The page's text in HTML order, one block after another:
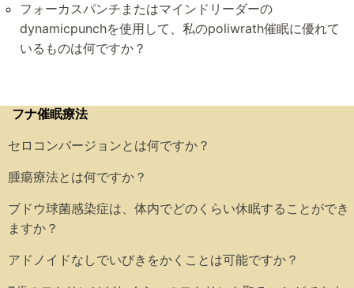
フォーカスパンチまたはマインドリーダーの
dynamicpunchを使用して、私のpoliwrath催眠に優れて
いるものは何ですか？
フナ催眠療法
セロコンバージョンとは何ですか？
腫瘍療法とは何ですか？
ブドウ球菌感染症は、体内でどのくらい休眠することができ
ますか？
アドノイドなしでいびきをかくことは可能ですか？